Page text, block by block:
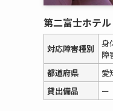
第二富士ホテル
対応障害種別
身
障
都道府県
愛
貸出備品
ー